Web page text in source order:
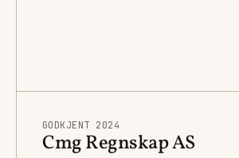
GODKJENT 2024
Cmg Regnskap AS